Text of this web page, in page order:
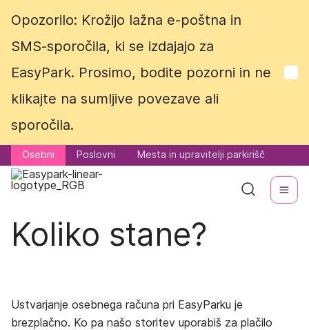
Opozorilo: Krožijo lažna e-poštna in
SMS-sporočila, ki se izdajajo za
EasyPark. Prosimo, bodite pozorni in ne
klikajte na sumljive povezave ali
sporočila.
Osebni Poslovni Mesta in upravitelji parkirišč
Opozorilo: Krožijo lažna e-poštna in
SMS-sporočila, ki se izdajajo za
EasyPark. Prosimo, bodite pozorni in ne
klikajte na sumljive povezave ali
sporočila.
Osebni Poslovni Mesta in upravitelji parkirišč
Koliko stane?
Ustvarjanje osebnega računa pri EasyParku je
brezplačno. Ko pa našo storitev uporabiš za plačilo